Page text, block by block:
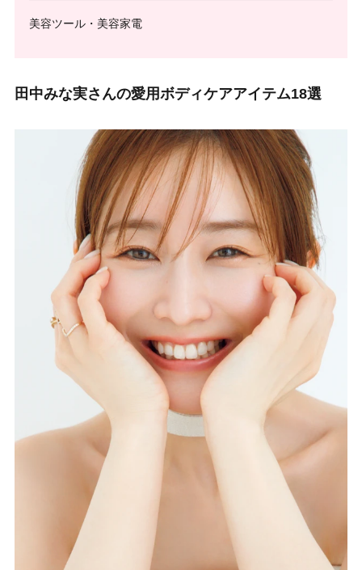
美容ツール・美容家電
田中みな実さんの愛用ボディケアアイテム18選